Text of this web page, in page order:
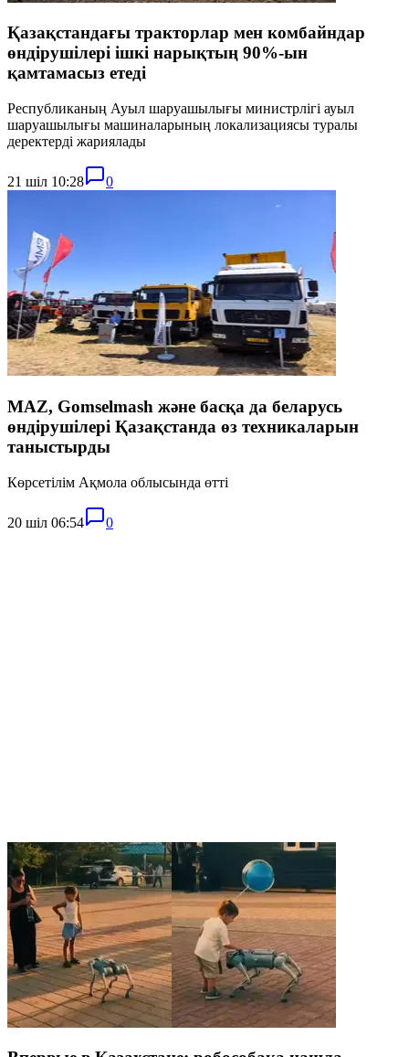
Қазақстандағы тракторлар мен комбайндар
өндірушілері ішкі нарықтың 90%-ын
қамтамасыз етеді
Республиканың Ауыл шаруашылығы министрлігі ауыл
шаруашылығы машиналарының локализациясы туралы
деректерді жариялады
21 шіл 10:28 0
MAZ, Gomselmash және басқа да беларусь
өндірушілері Қазақстанда өз техникаларын
таныстырды
Көрсетілім Ақмола облысында өтті
20 шіл 06:54 0